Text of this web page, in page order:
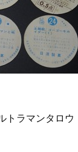
トラマンタロウ